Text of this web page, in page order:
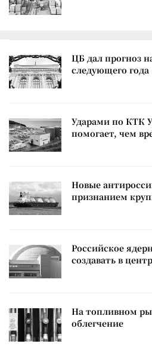
ЦБ дал прогноз
следующего года
Ударами по КТК
помогает, чем
Новые
признанием
Российское
создавать в
На топливном
облегчение